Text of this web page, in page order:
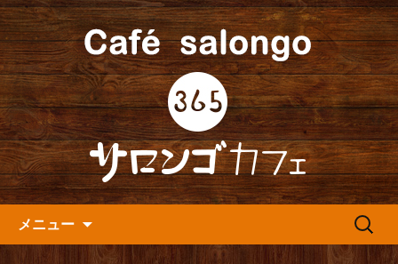
人形町の『365(サロンゴ)カフ
ェ』よりお知らせ
人形町の音楽カフェ『365カフェ』より
最新情報をお届けします。
メニュー
検